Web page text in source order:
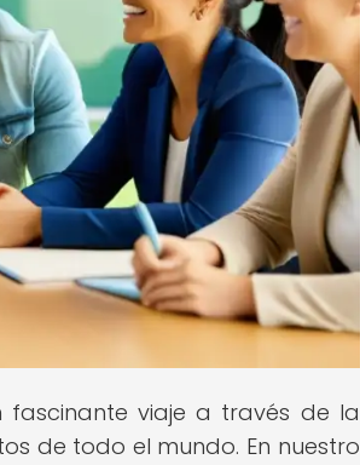
fascinante viaje a través de la
de todo el mundo. En nuestro